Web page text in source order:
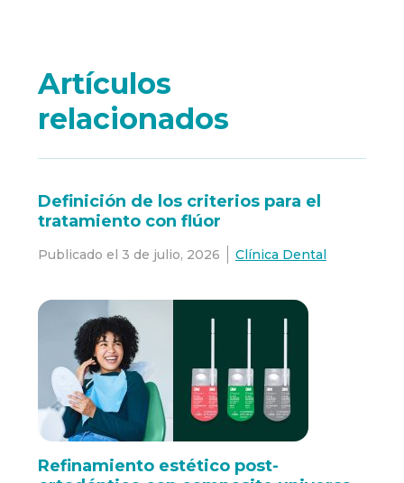
Artículos
relacionados
Definición de los criterios para el
tratamiento con flúor
Publicado el 3 de julio, 2026 Clínica Dental
Refinamiento estético post-